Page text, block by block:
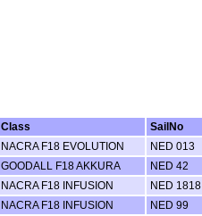
Class SailNo
NACRA F18 EVOLUTION NED 013
GOODALL F18 AKKURA NED 42
NACRA F18 INFUSION NED 1818
NACRA F18 INFUSION NED 99